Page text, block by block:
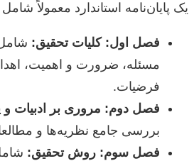
یک پایان‌نامه استاندارد معمولاً
فصل اول: کلیات تحقیق:
مسئله، ضرورت و اهمیت،
فرضیات.
فصل دوم: مروری بر ادبیات و
بررسی جامع نظریه‌ها و
فصل سوم: روش تحقیق: